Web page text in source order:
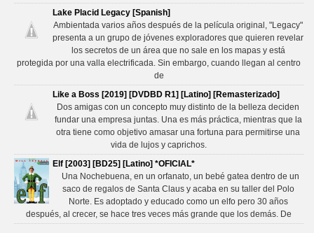
Lake Placid Legacy [Spanish]
Ambientada varios años después de la película original, "Legacy"
presenta a un grupo de jóvenes exploradores que quieren revelar
los secretos de un área que no sale en los mapas y está
protegida por una valla electrificada. Sin embargo, cuando llegan al centro
de
Like a Boss [2019] [DVDBD R1] [Latino] [Remasterizado]
Dos amigas con un concepto muy distinto de la belleza deciden
fundar una empresa juntas. Una es más práctica, mientras que la
otra tiene como objetivo amasar una fortuna para permitirse una
vida de lujos y caprichos.
Elf [2003] [BD25] [Latino] *OFICIAL*
Una Nochebuena, en un orfanato, un bebé gatea dentro de un
saco de regalos de Santa Claus y acaba en su taller del Polo
Norte. Es adoptado y educado como un elfo pero 30 años
después, al crecer, se hace tres veces más grande que los demás. De